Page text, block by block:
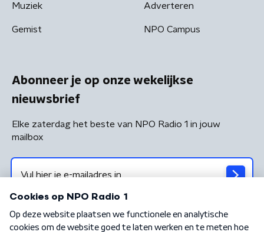
Muziek
Gemist
Adverteren
NPO Campus
Abonneer je op onze wekelijkse
nieuwsbrief
Elke zaterdag het beste van NPO Radio 1 in jouw
mailbox